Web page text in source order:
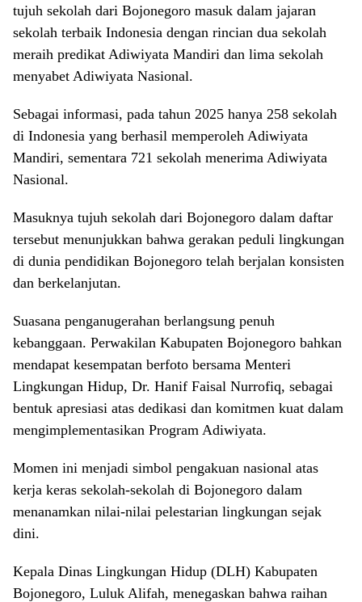
tujuh sekolah dari Bojonegoro masuk dalam jajaran
sekolah terbaik Indonesia dengan rincian dua sekolah
meraih predikat Adiwiyata Mandiri dan lima sekolah
menyabet Adiwiyata Nasional.
Sebagai informasi, pada tahun 2025 hanya 258 sekolah
di Indonesia yang berhasil memperoleh Adiwiyata
Mandiri, sementara 721 sekolah menerima Adiwiyata
Nasional.
Masuknya tujuh sekolah dari Bojonegoro dalam daftar
tersebut menunjukkan bahwa gerakan peduli lingkungan
di dunia pendidikan Bojonegoro telah berjalan konsisten
dan berkelanjutan.
Suasana penganugerahan berlangsung penuh
kebanggaan. Perwakilan Kabupaten Bojonegoro bahkan
mendapat kesempatan berfoto bersama Menteri
Lingkungan Hidup, Dr. Hanif Faisal Nurrofiq, sebagai
bentuk apresiasi atas dedikasi dan komitmen kuat dalam
mengimplementasikan Program Adiwiyata.
Momen ini menjadi simbol pengakuan nasional atas
kerja keras sekolah-sekolah di Bojonegoro dalam
menanamkan nilai-nilai pelestarian lingkungan sejak
dini.
Kepala Dinas Lingkungan Hidup (DLH) Kabupaten
Bojonegoro, Luluk Alifah, menegaskan bahwa raihan